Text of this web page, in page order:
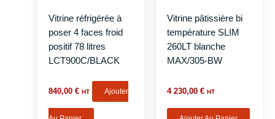
Vitrine réfrigérée à
poser 4 faces froid
positif 78 litres
LCT900C/BLACK
840,00 € HT Ajouter
Vitrine pâtissière bi
température SLIM
260LT blanche
MAX/305-BW
4 230,00 € HT